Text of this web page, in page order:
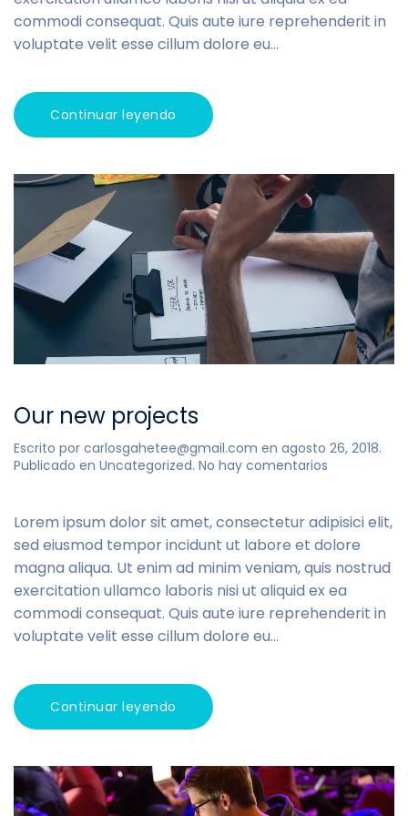
commodi consequat. Quis aute iure reprehenderit in
voluptate velit esse cillum dolore eu...
Continuar leyendo
Our new projects
Escrito por carlosgahetee@gmail.com en agosto 26, 2018.
Publicado en Uncategorized. No hay comentarios
projects
Lorem ipsum dolor sit amet, consectetur adipisici elit,
sed eiusmod tempor incidunt ut labore et dolore
magna aliqua. Ut enim ad minim veniam, quis nostrud
exercitation ullamco laboris nisi ut aliquid ex ea
commodi consequat. Quis aute iure reprehenderit in
voluptate velit esse cillum dolore eu...
Continuar leyendo